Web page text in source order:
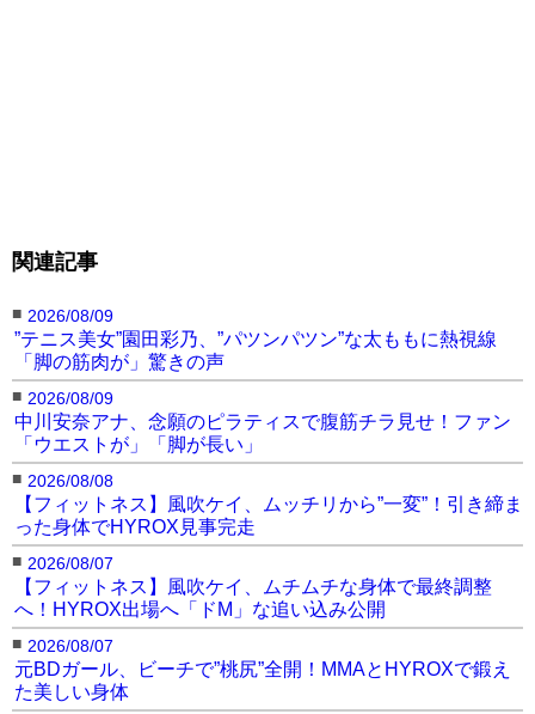
関連記事
■ 2026/08/09
”テニス美女”園田彩乃、”パツンパツン”な太ももに熱視線
「脚の筋肉が」驚きの声
■ 2026/08/09
中川安奈アナ、念願のピラティスで腹筋チラ見せ！ファン
「ウエストが」「脚が長い」
■ 2026/08/08
【フィットネス】風吹ケイ、ムッチリから”一変”！引き締ま
った身体でHYROX見事完走
■ 2026/08/07
【フィットネス】風吹ケイ、ムチムチな身体で最終調整
へ！HYROX出場へ「ドM」な追い込み公開
■ 2026/08/07
元BDガール、ビーチで”桃尻”全開！MMAとHYROXで鍛え
た美しい身体